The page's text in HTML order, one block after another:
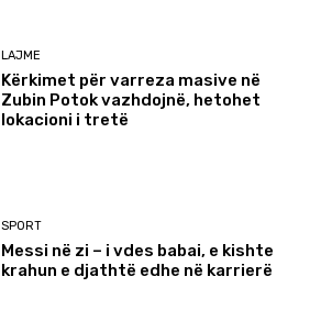
LAJME
Kërkimet për varreza masive në
Zubin Potok vazhdojnë, hetohet
lokacioni i tretë
SPORT
Messi në zi – i vdes babai, e kishte
krahun e djathtë edhe në karrierë